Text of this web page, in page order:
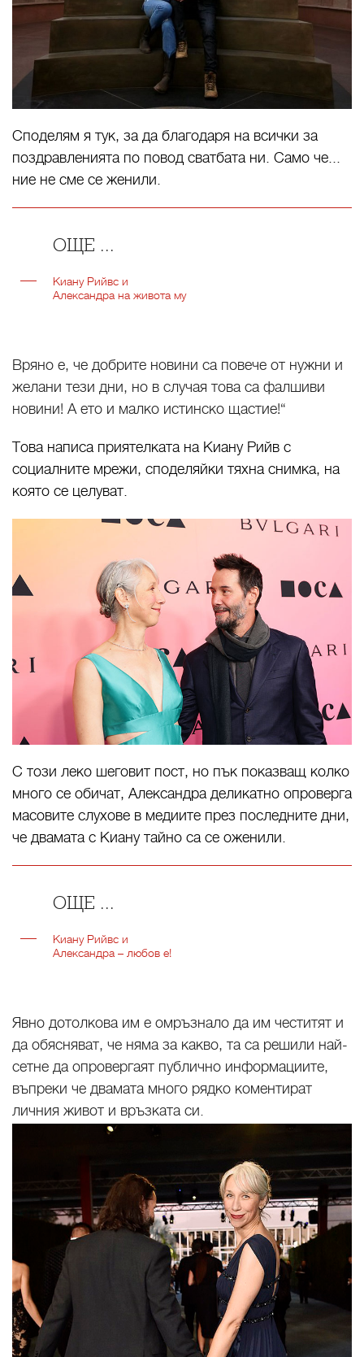
Споделям я тук, за да благодаря на всички за
поздравленията по повод сватбата ни. Само че...
ние не сме се женили.
ОЩЕ ...
Киану Рийвс и
Александра на живота му
Вряно е, че добрите новини са повече от нужни и
желани тези дни, но в случая това са фалшиви
новини! А ето и малко истинско щастие!“
Това написа приятелката на Киану Рийв с
социалните мрежи, споделяйки тяхна снимка, на
която се целуват.
С този леко шеговит пост, но пък показващ колко
много се обичат, Александра деликатно опроверга
масовите слухове в медиите през последните дни,
че двамата с Киану тайно са се оженили.
ОЩЕ ...
Киану Рийвс и
Александра – любов е!
Явно дотолкова им е омръзнало да им честитят и
да обясняват, че няма за какво, та са решили най-
сетне да опровергаят публично информациите,
въпреки че двамата много рядко коментират
личния живот и връзката си.